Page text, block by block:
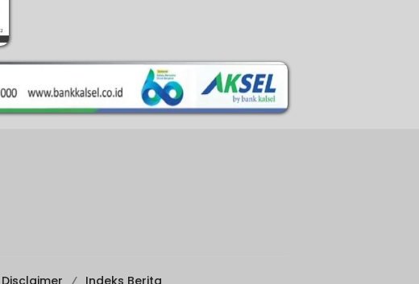
Disclaimer Indeks Berita